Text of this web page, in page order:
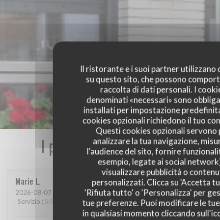
Il ristorante e i suoi partner utilizzano
su questo sito, che possono
raccolta di dati personali. I
denominati «necessari» sono
installati per impostazione
cookies opzionali richiedono il tuo
Questi cookies opzionali servono
analizzare la tua navigazione,
l'audience del sito, fornire
esempio, legate ai social
visualizzare pubblicità o
personalizzati. Clicca su 'Accetta
'Rifiuta tutto' o 'Personalizza' per
tue preferenze. Puoi modificare le
in qualsiasi momento cliccando
I pareri dei nostri clienti
Marie L
2026-08-07 - 13:15 - Ospiti 2
Servizio : 5/5 Atmosfera:5/5 Cucina: 5/5 Qualità / Prezzo: 5/5